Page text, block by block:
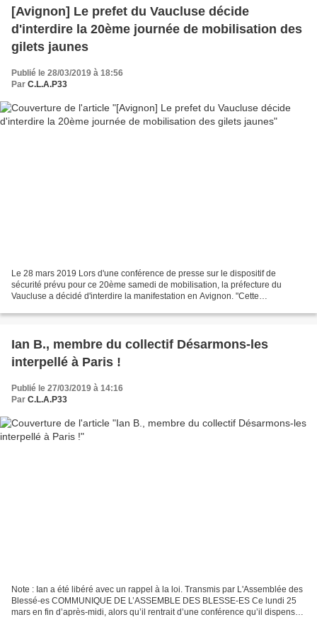
[Avignon] Le prefet du Vaucluse décide
d'interdire la 20ème journée de mobilisation des
gilets jaunes
Publié le 28/03/2019 à 18:56
Par C.L.A.P33
Le 28 mars 2019 Lors d'une conférence de presse sur le dispositif de
sécurité prévu pour ce 20ème samedi de mobilisation, la préfecture du
Vaucluse a décidé d'interdire la manifestation en Avignon. "Cette
Ian B., membre du collectif Désarmons-les
interpellé à Paris !
Publié le 27/03/2019 à 14:16
Par C.L.A.P33
Note : Ian a été libéré avec un rappel à la loi. Transmis par L'Assemblée des
Blessé-es COMMUNIQUE DE L’ASSEMBLE DES BLESSE-ES Ce lundi 25
mars en fin d’après-midi, alors qu’il rentrait d’une conférence qu’il dispensait